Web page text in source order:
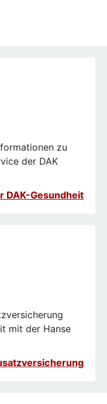
zu
der DAK
DAK-Gesundheit
mit der Hanse